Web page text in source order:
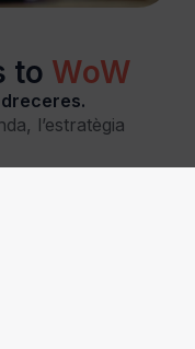
to WoW
l’estratègia